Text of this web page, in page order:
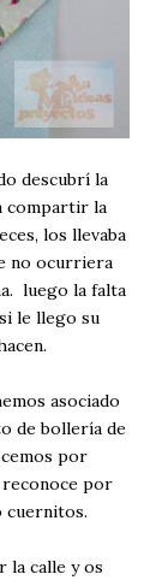
descubrí la
compartir la
los llevaba
no ocurriera
luego la falta
le llego su
asociado
de bollería de
por
por
cuernitos.
la calle y os